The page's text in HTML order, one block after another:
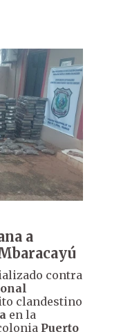
a
contra
clandestino
en la
Puerto